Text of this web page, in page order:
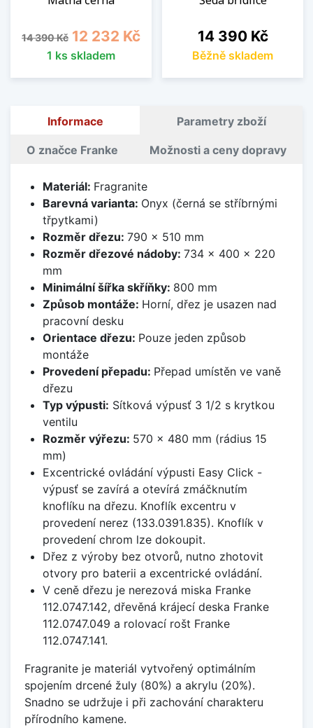
Běžná cena
14 390 Kč Cena
12 232 Kč
1 ks skladem
Cena
14 390 Kč
Běžně skladem
Informace Parametry zboží
O značce Franke Možnosti a ceny dopravy
Materiál: Fragranite
Barevná varianta: Onyx (černá se stříbrnými
třpytkami)
Rozměr dřezu: 790 x 510 mm
Rozměr dřezové nádoby: 734 x 400 x 220
mm
Minimální šířka skříňky: 800 mm
Způsob montáže: Horní, dřez je usazen nad
pracovní desku
Orientace dřezu: Pouze jeden způsob
montáže
Provedení přepadu: Přepad umístěn ve vaně
dřezu
Typ výpusti: Sítková výpusť 3 1/2 s krytkou
ventilu
Rozměr výřezu: 570 x 480 mm (rádius 15
mm)
Excentrické ovládání výpusti Easy Click -
výpusť se zavírá a otevírá zmáčknutím
knoflíku na dřezu. Knoflík excentru v
provedení nerez (133.0391.835). Knoflík v
provedení chrom lze dokoupit.
Dřez z výroby bez otvorů, nutno zhotovit
otvory pro baterii a excentrické ovládání.
V ceně dřezu je nerezová miska Franke
112.0747.142, dřevěná krájecí deska Franke
112.0747.049 a rolovací rošt Franke
112.0747.141.
Fragranite je materiál vytvořený optimálním
spojením drcené žuly (80%) a akrylu (20%).
Snadno se udržuje i při zachování charakteru
přírodního kamene.